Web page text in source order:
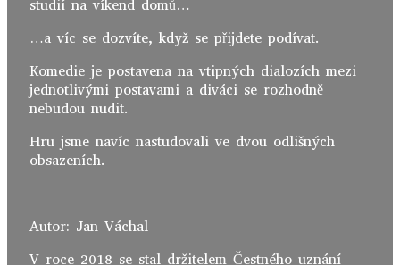
studií na víkend domů…
…a víc se dozvíte, když se přijdete podívat.
Komedie je postavena na vtipných dialozích mezi
jednotlivými postavami a diváci se rozhodně
nebudou nudit.
Hru jsme navíc nastudovali ve dvou odlišných
obsazeních.
Autor: Jan Váchal
V roce 2018 se stal držitelem Čestného uznání